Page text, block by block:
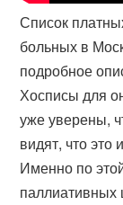
Список
больных в
подробное
Хосписы для
уже уверены,
видят, что это
Именно по
паллиативных